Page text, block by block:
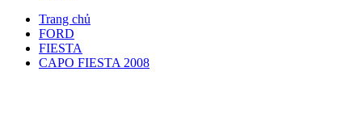
Trang chủ
FORD
FIESTA
CAPO FIESTA 2008